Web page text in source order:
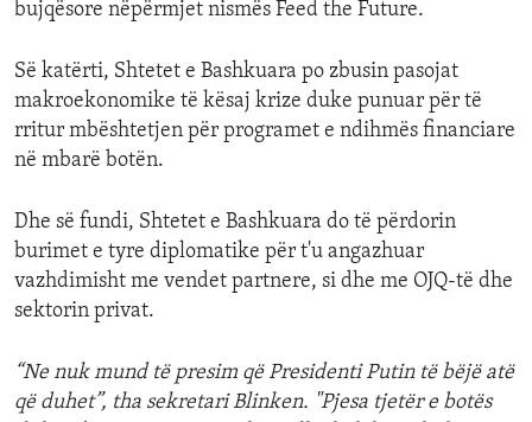
bujqësore nëpërmjet nismës Feed the Future.
Së katërti, Shtetet e Bashkuara po zbusin pasojat
makroekonomike të kësaj krize duke punuar për të
rritur mbështetjen për programet e ndihmës financiare
në mbarë botën.
Dhe së fundi, Shtetet e Bashkuara do të përdorin
burimet e tyre diplomatike për t'u angazhuar
vazhdimisht me vendet partnere, si dhe me OJQ-të dhe
sektorin privat.
“Ne nuk mund të presim që Presidenti Putin të bëjë atë
që duhet”, tha sekretari Blinken. "Pjesa tjetër e botës